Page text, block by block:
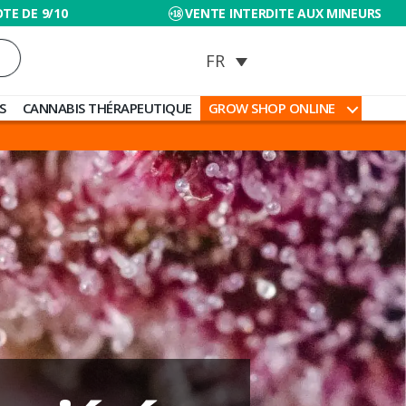
DE 9/10 VENTE INTERDITE AUX MINEURS
CANNABIS THÉRAPEUTIQUE GROW SHOP ONLINE